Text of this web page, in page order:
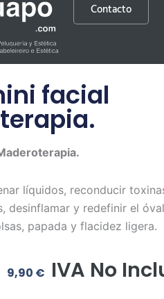
Contacto
facial
líquidos, reconducir
desinflamar y redefinir el
papada y flacidez ligera.
El
9,90 €El
IVA No